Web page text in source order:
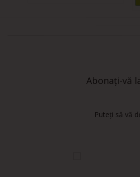
Abonați-vă
Puteți să vă